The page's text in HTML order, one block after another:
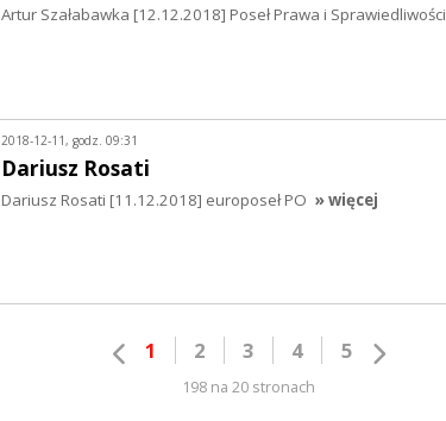
Artur Szałabawka [12.12.2018] Poseł Prawa i Sprawiedliwości
2018-12-11, godz. 09:31
Dariusz Rosati
Dariusz Rosati [11.12.2018] europoseł PO » więcej
1 2 3 4 5
198 na 20 stronach